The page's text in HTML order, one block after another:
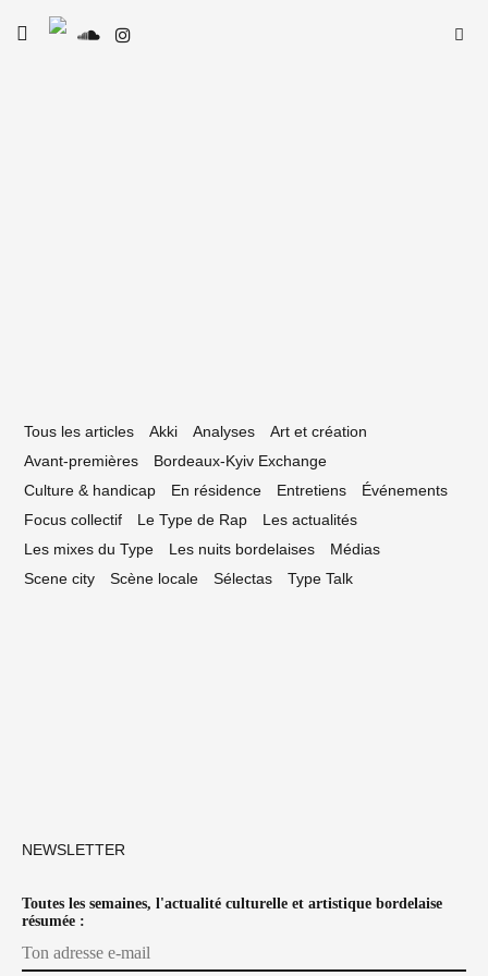
Skip
toggle
Tous les articles Akki Analyses
Art et création
Avant-premières
Bordeaux-Kyiv Exchange
Culture & handicap
En résidence Entretiens
Événements
Focus collectif
Le Type de Rap
Les actualités
Les mixes du Type
Les nuits bordelaises
Médias
Scene city
Scène locale Sélectas Type Talk
NEWSLETTER
Toutes les semaines, l'actualité culturelle et artistique bordelaise
résumée :